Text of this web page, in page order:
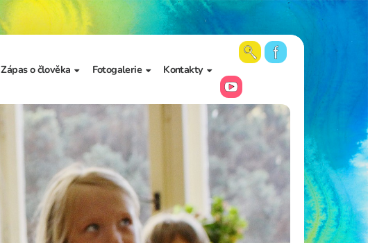
Zápas o člověka
Prezentace školy a
výzkumu
Fotogalerie
Aktuální fotky
Archiv fotogalerií
Kontakty
Vedení školy
Kancelář školy
Zájmové vzdělávání
Školní poradenské
pracoviště
Učitelé